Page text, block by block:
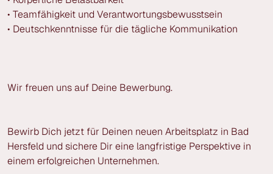
• Teamfähigkeit und Verantwortungsbewusstsein
• Deutschkenntnisse für die tägliche Kommunikation
Wir freuen uns auf Deine Bewerbung.
Bewirb Dich jetzt für Deinen neuen Arbeitsplatz in Bad
Hersfeld und sichere Dir eine langfristige Perspektive in
einem erfolgreichen Unternehmen.